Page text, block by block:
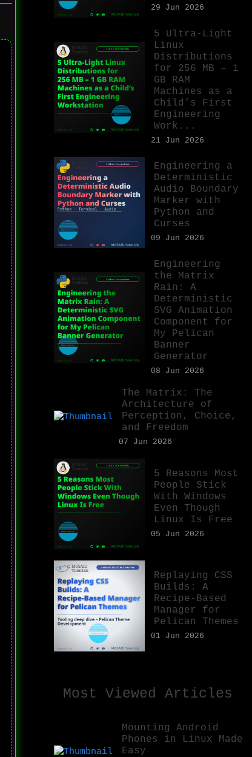
29 Jun 2026
5 Ultra-Light
Linux
Distributions
for 256 MB – 1
GB RAM
Machines as a
Child’s First
Engineering
Work...
21 Jun 2026
Engineering a
Deterministic
Audio Boundary
Marker with
Python and
Curses
09 Jun 2026
Engineering
the Matrix
Rain: A
Deterministic
SVG Animation
Component for
My Pelican
Banner
Generator
08 Jun 2026
The Matrix: The
Architecture of
Perception, Choice,
and Freedom
07 Jun 2026
5 Reasons Most
People Stick
With Windows
Even Though
Linux Is Free
05 Jun 2026
Replaying CSS
Builds: A
Recipe-Based
Manager for
Pelican Themes
01 Jun 2026
Most Viewed Articles
Mounting Android
Phones in Linux Made
Easy